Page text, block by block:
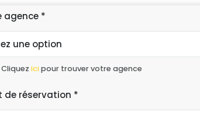
agence *
icipour trouver votre agence
de réservation *